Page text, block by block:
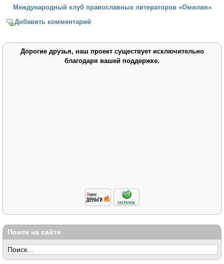
Международный клуб православных литераторов «Омилия»
Добавить комментарий
Дорогие друзья, наш проект существует исключительно
благодаря вашей поддержке.
Поиск на сайте